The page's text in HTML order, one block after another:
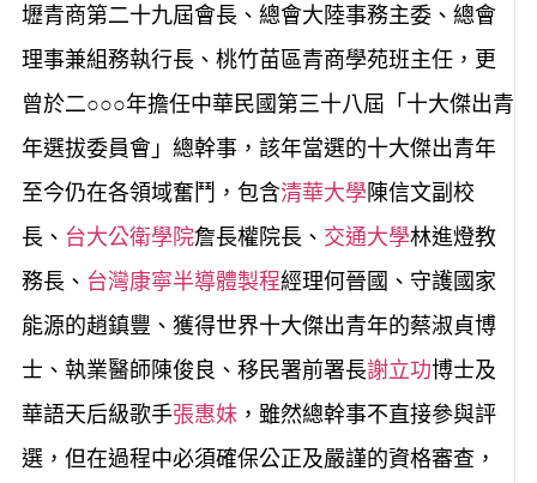
壢青商第二十九屆會長、總會大陸事務主委、總會
理事兼組務執行長、桃竹苗區青商學苑班主任，更
曾於二○○○年擔任中華民國第三十八屆「十大傑出青
年選拔委員會」總幹事，該年當選的十大傑出青年
至今仍在各領域奮鬥，包含清華大學陳信文副校
長、 台大公衛學院詹長權院長、 交通大學林進燈教
務長、 台灣康寧半導體製程經理何晉國、守護國家
能源的趙鎮豐、獲得世界十大傑出青年的蔡淑貞博
士、執業醫師陳俊良、移民署前署長謝立功博士及
華語天后級歌手張惠妹，雖然總幹事不直接參與評
選，但在過程中必須確保公正及嚴謹的資格審查，